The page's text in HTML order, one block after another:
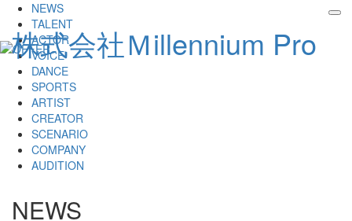
株式会社Ｍillennium Pro
NEWS
TALENT
ACTOR
VOICE
DANCE
SPORTS
ARTIST
CREATOR
SCENARIO
COMPANY
AUDITION
NEWS